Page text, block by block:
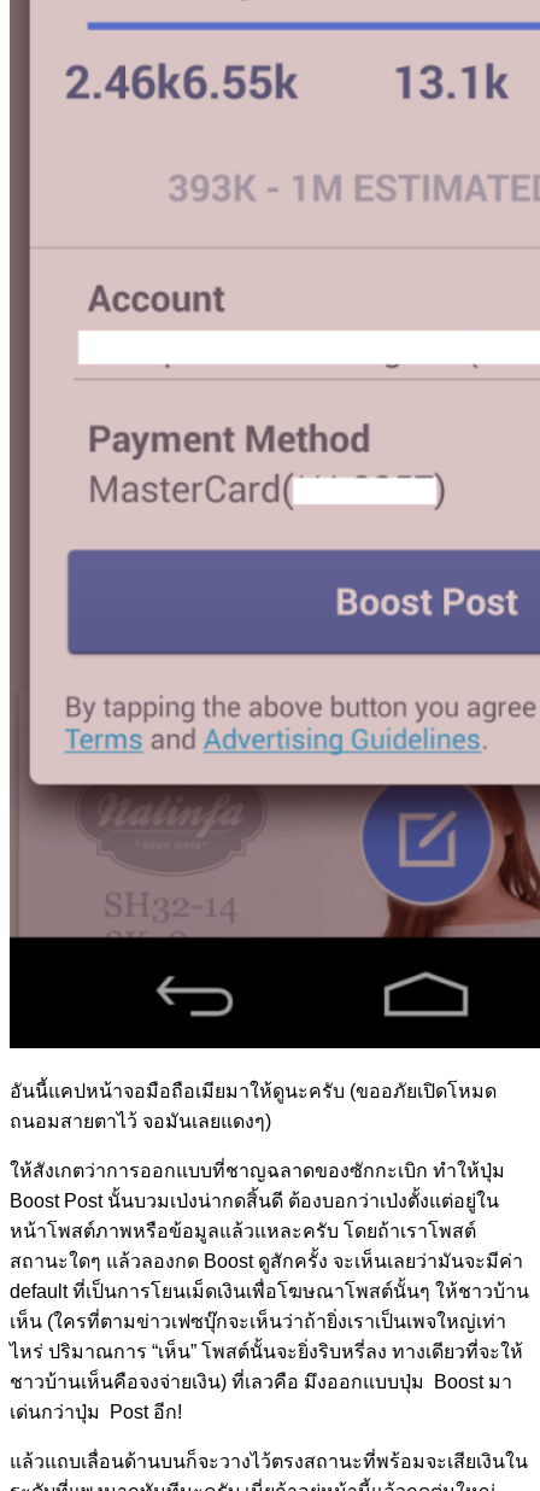
อันนี้แคปหน้าจอมือถือเมียมาให้ดูนะครับ (ขออภัยเปิดโหมด
ถนอมสายตาไว้ จอมันเลยแดงๆ)
ให้สังเกตว่าการออกแบบที่ชาญฉลาดของซักกะเบิก ทำให้ปุ่ม
Boost Post นั้นบวมเป่งน่ากดสิ้นดี ต้องบอกว่าเป่งตั้งแต่อยู่ใน
หน้าโพสต์ภาพหรือข้อมูลแล้วแหละครับ โดยถ้าเราโพสต์
สถานะใดๆ แล้วลองกด Boost ดูสักครั้ง จะเห็นเลยว่ามันจะมีค่า
default ที่เป็นการโยนเม็ดเงินเพื่อโฆษณาโพสต์นั้นๆ ให้ชาวบ้าน
เห็น (ใครที่ตามข่าวเฟซบุ๊กจะเห็นว่าถ้ายิ่งเราเป็นเพจใหญ่เท่า
ไหร่ ปริมาณการ “เห็น” โพสต์นั้นจะยิ่งริบหรี่ลง ทางเดียวที่จะให้
ชาวบ้านเห็นคือจงจ่ายเงิน) ที่เลวคือ มึงออกแบบปุ่ม Boost มา
เด่นกว่าปุ่ม Post อีก!
แล้วแถบเลื่อนด้านบนก็จะวางไว้ตรงสถานะที่พร้อมจะเสียเงินใน